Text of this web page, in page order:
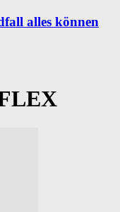
alles können